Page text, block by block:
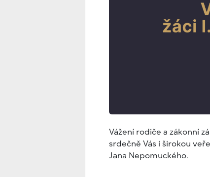
Vážení rodiče a zákonní
srdečně Vás i širokou
Jana Nepomuckého.